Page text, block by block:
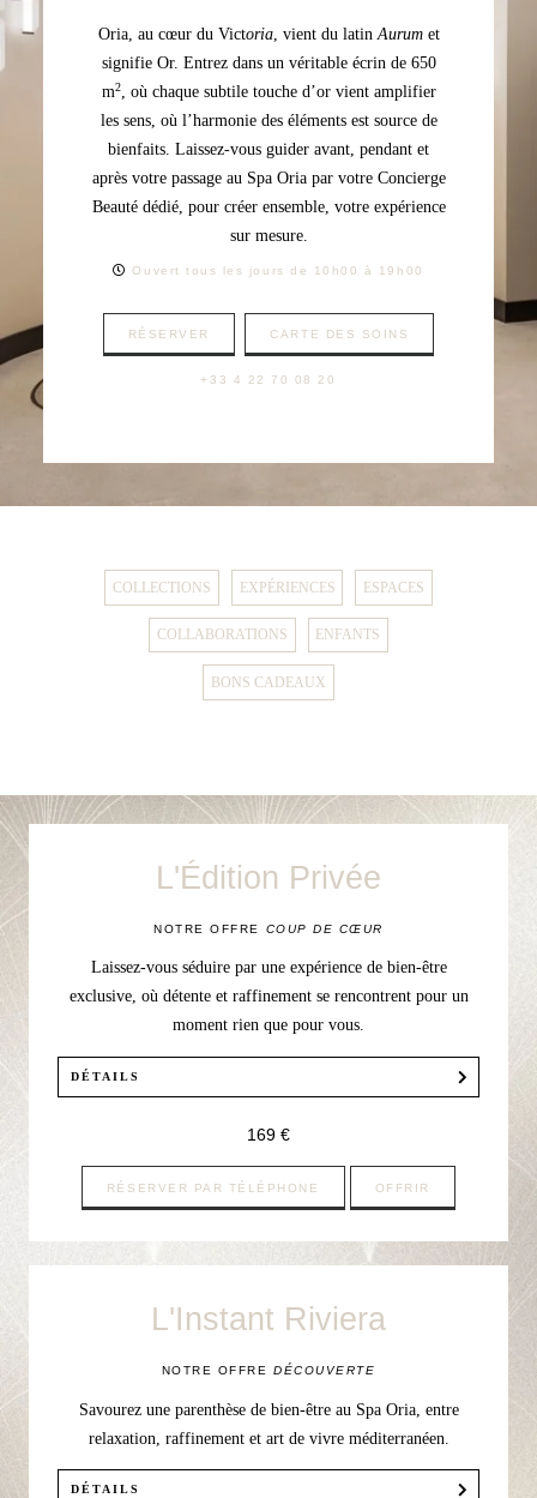
Oria, au cœur du Victoria, vient du latin Aurum et
signifie Or. Entrez dans un véritable écrin de 650
m2, où chaque subtile touche d’or vient amplifier
les sens, où l’harmonie des éléments est source de
bienfaits. Laissez-vous guider avant, pendant et
après votre passage au Spa Oria par votre Concierge
Beauté dédié, pour créer ensemble, votre expérience
sur mesure.
Ouvert tous les jours de 10h00 à 19h00
RÉSERVER CARTE DES SOINS
+33 4 22 70 08 20
COLLECTIONS EXPÉRIENCES ESPACES
COLLABORATIONS ENFANTS
BONS CADEAUX
L'Édition Privée
NOTRE OFFRE COUP DE CŒUR
Laissez-vous séduire par une expérience de bien-être
exclusive, où détente et raffinement se rencontrent pour un
moment rien que pour vous.
DÉTAILS
Corps d’1h au choix ;
— L'accès à notre espace Bien-Être avec : piscine
fontaine à glace et salle de repos, pendant 1h ;
169 €
RÉSERVER PAR TÉLÉPHONE OFFRIR
L'Instant Riviera
NOTRE OFFREDÉCOUVERTE
Savourez une parenthèse de bien-être au Spa Oria, entre
relaxation, raffinement et art de vivre méditerranéen.
DÉTAILS